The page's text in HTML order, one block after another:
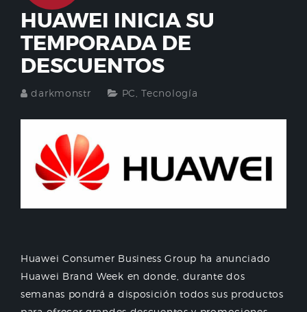
HUAWEI INICIA SU
TEMPORADA DE
DESCUENTOS
darkmonstr PC ,Tecnología
Huawei Consumer Business Group ha anunciado
Huawei Brand Week en donde, durante dos
semanas pondrá a disposición todos sus productos